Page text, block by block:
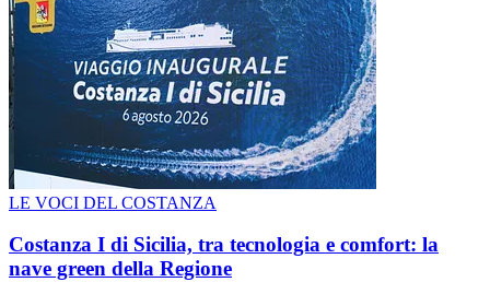
LE VOCI DEL COSTANZA
Costanza I di Sicilia, tra tecnologia e comfort: la
nave green della Regione